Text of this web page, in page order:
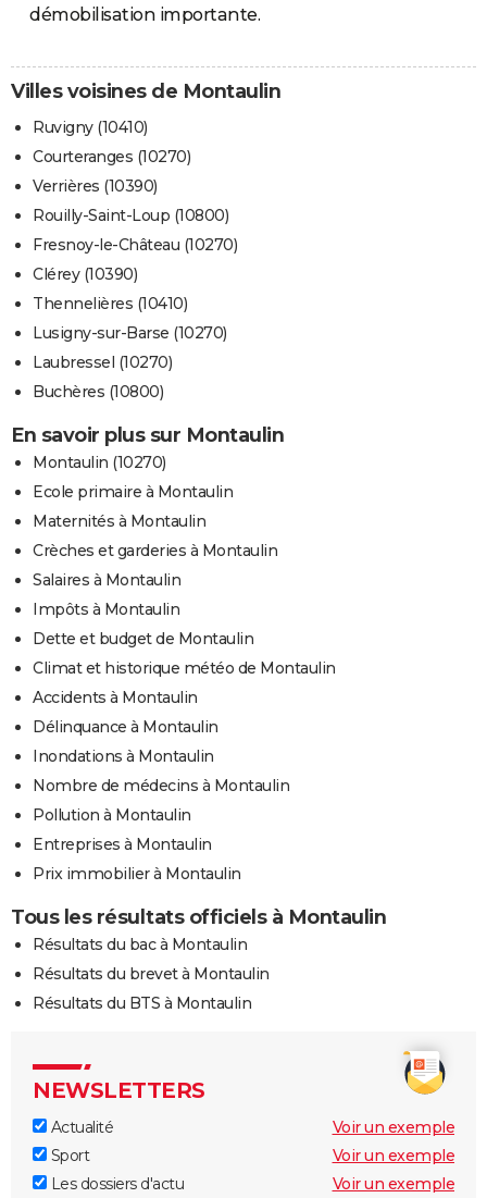
démobilisation importante.
Villes voisines de Montaulin
Ruvigny (10410)
Courteranges (10270)
Verrières (10390)
Rouilly-Saint-Loup (10800)
Fresnoy-le-Château (10270)
Clérey (10390)
Thennelières (10410)
Lusigny-sur-Barse (10270)
Laubressel (10270)
Buchères (10800)
En savoir plus sur Montaulin
Montaulin (10270)
Ecole primaire à Montaulin
Maternités à Montaulin
Crèches et garderies à Montaulin
Salaires à Montaulin
Impôts à Montaulin
Dette et budget de Montaulin
Climat et historique météo de Montaulin
Accidents à Montaulin
Délinquance à Montaulin
Inondations à Montaulin
Nombre de médecins à Montaulin
Pollution à Montaulin
Entreprises à Montaulin
Prix immobilier à Montaulin
Tous les résultats officiels à Montaulin
Résultats du bac à Montaulin
Résultats du brevet à Montaulin
Résultats du BTS à Montaulin
NEWSLETTERS
Actualité
Voir un exemple
Sport
Voir un exemple
Les dossiers d'actu
Voir un exemple